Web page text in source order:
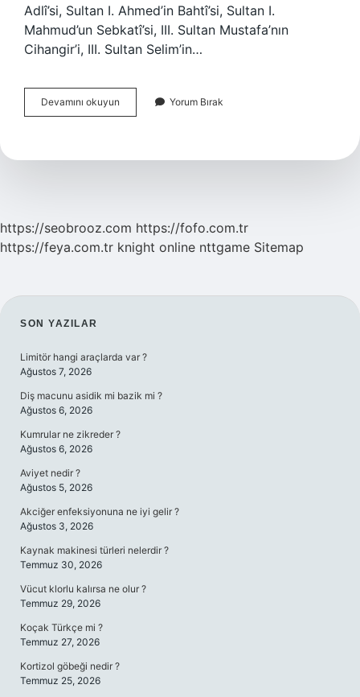
Adlî’si, Sultan I. Ahmed’in Bahtî’si, Sultan I.
Mahmud’un Sebkatî’si, III. Sultan Mustafa’nın
Cihangir’i, III. Sultan Selim’in…
Devamını okuyun
Gavur
Yorum Bırak
https://seobrooz.com https://fofo.com.tr
https://feya.com.tr knight online nttgame Sitemap
SIDEBAR
SON YAZILAR
Limitör hangi araçlarda var ?
Ağustos 7, 2026
Diş macunu asidik mi bazik mi ?
Ağustos 6, 2026
Kumrular ne zikreder ?
Ağustos 6, 2026
Aviyet nedir ?
Ağustos 5, 2026
Akciğer enfeksiyonuna ne iyi gelir ?
Ağustos 3, 2026
Kaynak makinesi türleri nelerdir ?
Temmuz 30, 2026
Vücut klorlu kalırsa ne olur ?
Temmuz 29, 2026
Koçak Türkçe mi ?
Temmuz 27, 2026
Kortizol göbeği nedir ?
Temmuz 25, 2026